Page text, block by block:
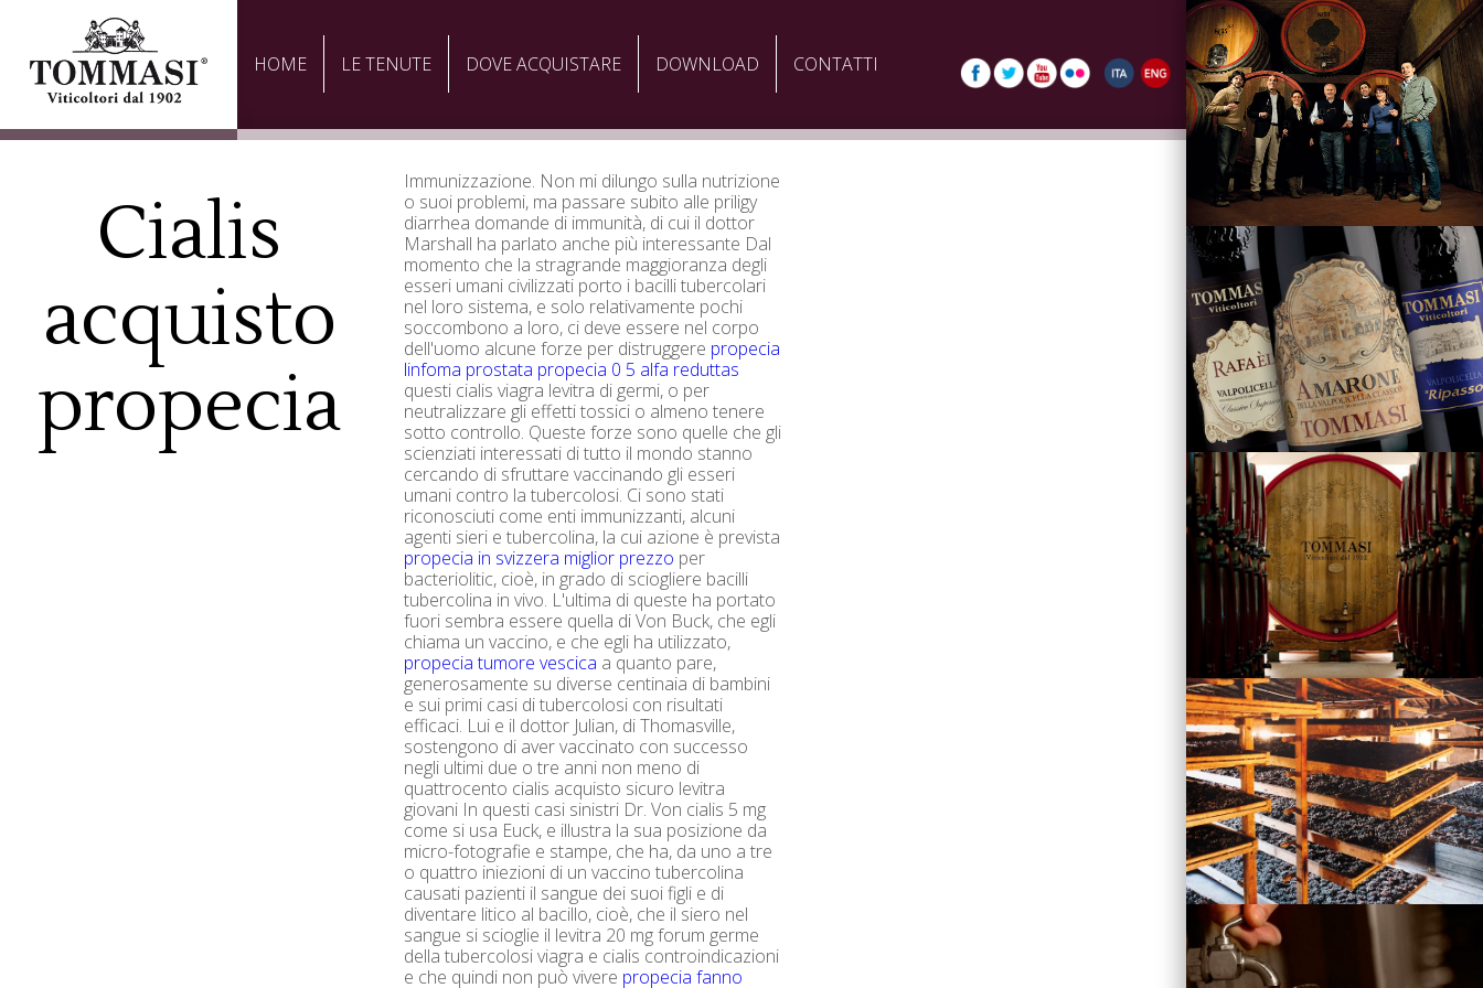
HOME LE TENUTE DOVE ACQUISTARE DOWNLOAD CONTATTI
Cialis
acquisto
propecia
Immunizzazione. Non mi dilungo sulla nutrizione
o suoi problemi, ma passare subito alle priligy
diarrhea domande di immunità, di cui il dottor
Marshall ha parlato anche più interessante Dal
momento che la stragrande maggioranza degli
esseri umani civilizzati porto i bacilli tubercolari
nel loro sistema, e solo relativamente pochi
soccombono a loro, ci deve essere nel corpo
dell'uomo alcune forze per distruggere propecia
linfoma prostata propecia 0 5 alfa reduttas
questi cialis viagra levitra di germi, o per
neutralizzare gli effetti tossici o almeno tenere
sotto controllo. Queste forze sono quelle che gli
scienziati interessati di tutto il mondo stanno
cercando di sfruttare vaccinando gli esseri
umani contro la tubercolosi. Ci sono stati
riconosciuti come enti immunizzanti, alcuni
agenti sieri e tubercolina, la cui azione è prevista
propecia in svizzera miglior prezzo per
bacteriolitic, cioè, in grado di sciogliere bacilli
tubercolina in vivo. L'ultima di queste ha portato
fuori sembra essere quella di Von Buck, che egli
chiama un vaccino, e che egli ha utilizzato,
propecia tumore vescica a quanto pare,
generosamente su diverse centinaia di bambini
e sui primi casi di tubercolosi con risultati
efficaci. Lui e il dottor Julian, di Thomasville,
sostengono di aver vaccinato con successo
negli ultimi due o tre anni non meno di
quattrocento cialis acquisto sicuro levitra
giovani In questi casi sinistri Dr. Von cialis 5 mg
come si usa Euck, e illustra la sua posizione da
micro-fotografie e stampe, che ha, da uno a tre
o quattro iniezioni di un vaccino tubercolina
causati pazienti il ​​sangue dei suoi figli e di
diventare litico al bacillo, cioè, che il siero nel
sangue si scioglie il levitra 20 mg forum germe
della tubercolosi viagra e cialis controindicazioni
e che quindi non può vivere propecia fanno
La Famiglia
Vini
Visita la Cantina